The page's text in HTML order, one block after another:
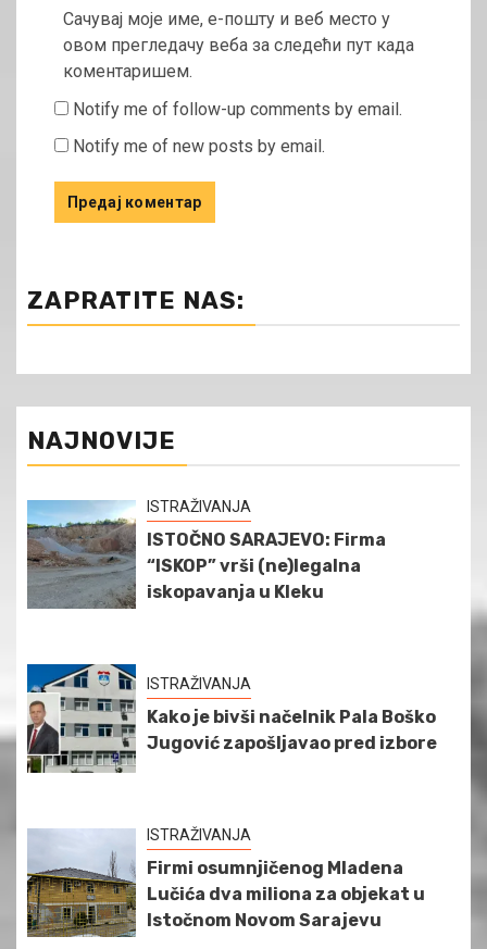
Сачувај моје име, е-пошту и веб место у
овом прегледачу веба за следећи пут када
коментаришем.
Notify me of follow-up comments by email.
Notify me of new posts by email.
ZAPRATITE NAS:
NAJNOVIJE
ISTRAŽIVANJA
ISTOČNO SARAJEVO: Firma
“ISKOP” vrši (ne)legalna
iskopavanja u Kleku
ISTRAŽIVANJA
Kako je bivši načelnik Pala Boško
Jugović zapošljavao pred izbore
ISTRAŽIVANJA
Firmi osumnjičenog Mladena
Lučića dva miliona za objekat u
Istočnom Novom Sarajevu